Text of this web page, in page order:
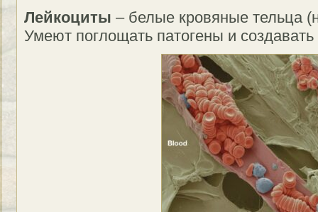
Лейкоциты – белые кровяные тельца
Умеют поглощать патогены и